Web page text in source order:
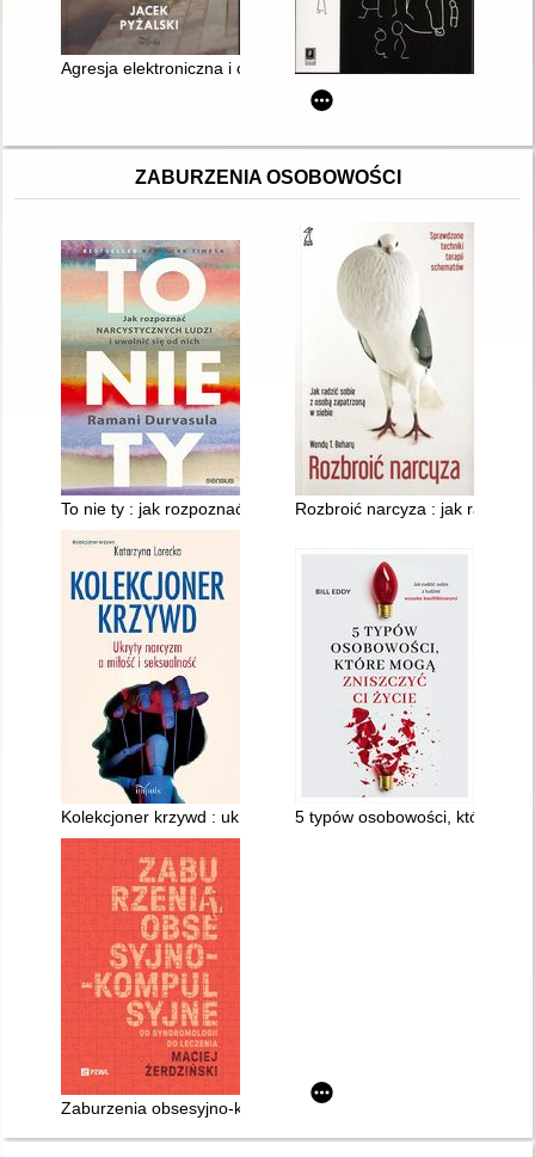
Agresja elektroniczna i cyberbullying jako nowe ryzykowne
ZABURZENIA OSOBOWOŚCI
To nie ty : jak rozpoznać narcystycznych ludzi i uwolnić się od
Rozbroić narcyza : jak radzić
Kolekcjoner krzywd : ukryty narcyzm a miłość i seksualność
5 typów osobowości, które
Zaburzenia obsesyjno-kompulsyjne : od syndromologii do